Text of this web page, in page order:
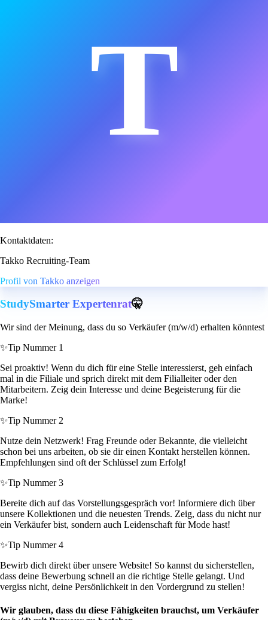
T
Kontaktdaten:
Takko Recruiting-Team
Profil von Takko anzeigen
StudySmarter Expertenrat🤫
Wir sind der Meinung, dass du so Verkäufer (m/w/d) erhalten könntest
✨Tip Nummer 1
Sei proaktiv! Wenn du dich für eine Stelle interessierst, geh einfach
mal in die Filiale und sprich direkt mit dem Filialleiter oder den
Mitarbeitern. Zeig dein Interesse und deine Begeisterung für die
Marke!
✨Tip Nummer 2
Nutze dein Netzwerk! Frag Freunde oder Bekannte, die vielleicht
schon bei uns arbeiten, ob sie dir einen Kontakt herstellen können.
Empfehlungen sind oft der Schlüssel zum Erfolg!
✨Tip Nummer 3
Bereite dich auf das Vorstellungsgespräch vor! Informiere dich über
unsere Kollektionen und die neuesten Trends. Zeig, dass du nicht nur
ein Verkäufer bist, sondern auch Leidenschaft für Mode hast!
✨Tip Nummer 4
Bewirb dich direkt über unsere Website! So kannst du sicherstellen,
dass deine Bewerbung schnell an die richtige Stelle gelangt. Und
vergiss nicht, deine Persönlichkeit in den Vordergrund zu stellen!
Wir glauben, dass du diese Fähigkeiten brauchst, um Verkäufer